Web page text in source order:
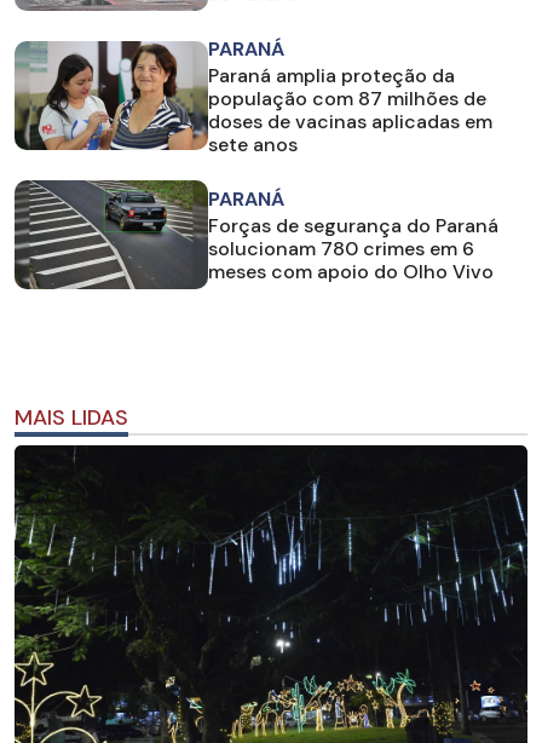
PARANÁ
Paraná amplia proteção da
população com 87 milhões de
doses de vacinas aplicadas em
sete anos
PARANÁ
Forças de segurança do Paraná
solucionam 780 crimes em 6
meses com apoio do Olho Vivo
MAIS LIDAS